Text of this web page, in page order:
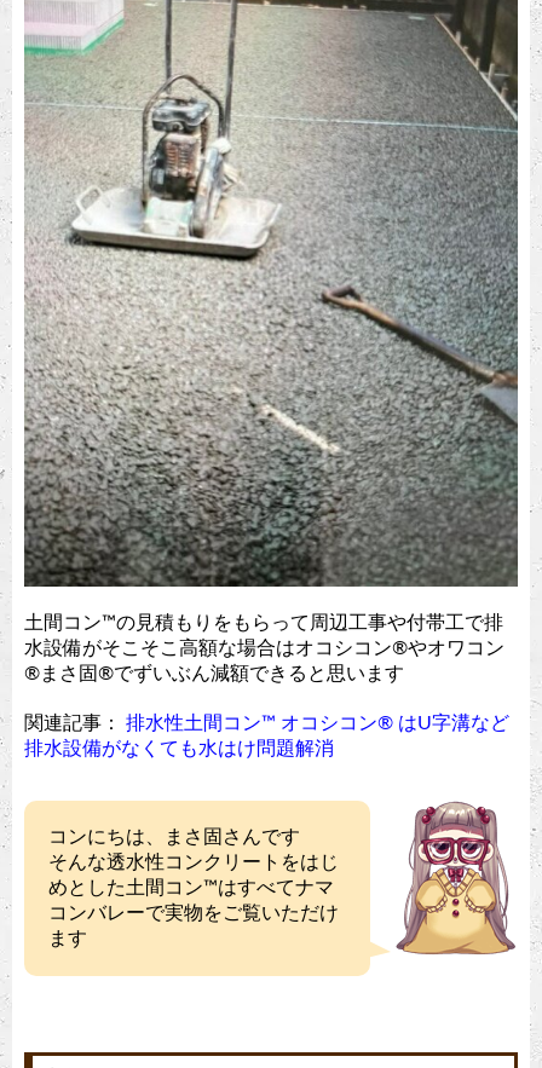
土間コン™︎の見積もりをもらって周辺工事や付帯工で排
水設備がそこそこ高額な場合はオコシコン®︎やオワコン
®︎まさ固®︎でずいぶん減額できると思います
関連記事： 排水性土間コン™︎ オコシコン®︎ はU字溝など
排水設備がなくても水はけ問題解消
コンにちは、まさ固さんです
そんな透水性コンクリートをはじ
めとした土間コン™︎はすべてナマ
コンバレーで実物をご覧いただけ
ます